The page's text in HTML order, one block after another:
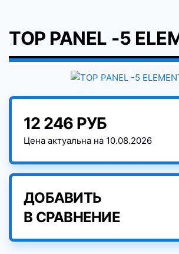
TOP PANEL -5
12 246 РУБ
Цена актуальна на 10.08.2026
ДОБАВИТЬ
В СРАВНЕНИЕ